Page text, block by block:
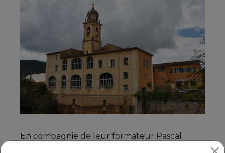
En compagnie de leur formateur Pascal